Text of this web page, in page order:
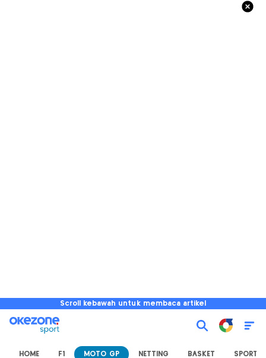
Scroll kebawah untuk membaca artikel
HOME F1 MOTO GP NETTING BASKET SPORT